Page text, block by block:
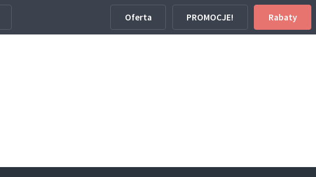
Oferta PROMOCJE! Rabaty